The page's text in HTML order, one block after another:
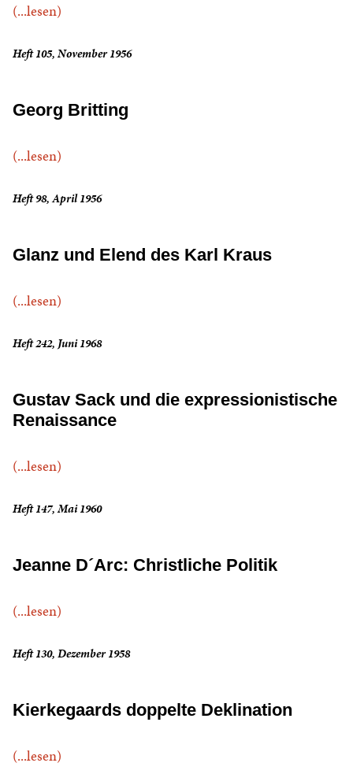
(...lesen)
Heft 105, November 1956
Georg Britting
(...lesen)
Heft 98, April 1956
Glanz und Elend des Karl Kraus
(...lesen)
Heft 242, Juni 1968
Gustav Sack und die expressionistische
Renaissance
(...lesen)
Heft 147, Mai 1960
Jeanne D´Arc: Christliche Politik
(...lesen)
Heft 130, Dezember 1958
Kierkegaards doppelte Deklination
(...lesen)